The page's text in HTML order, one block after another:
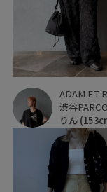
ADAM ET
渋谷PARCO
りん